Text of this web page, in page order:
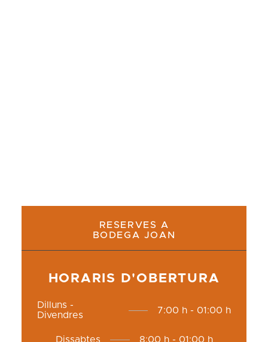
RESERVES A
BODEGA JOAN
HORARIS D'OBERTURA
Dilluns -
Divendres
7:00 h - 01:00 h
Dissabtes 8:00 h - 01:00 h